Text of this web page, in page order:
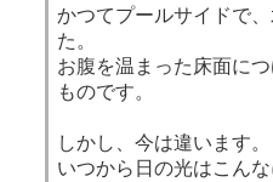
かつてプールサイドで
た。
お腹を温まった床面に
ものです。
しかし、今は違います。
いつから日の光はこん